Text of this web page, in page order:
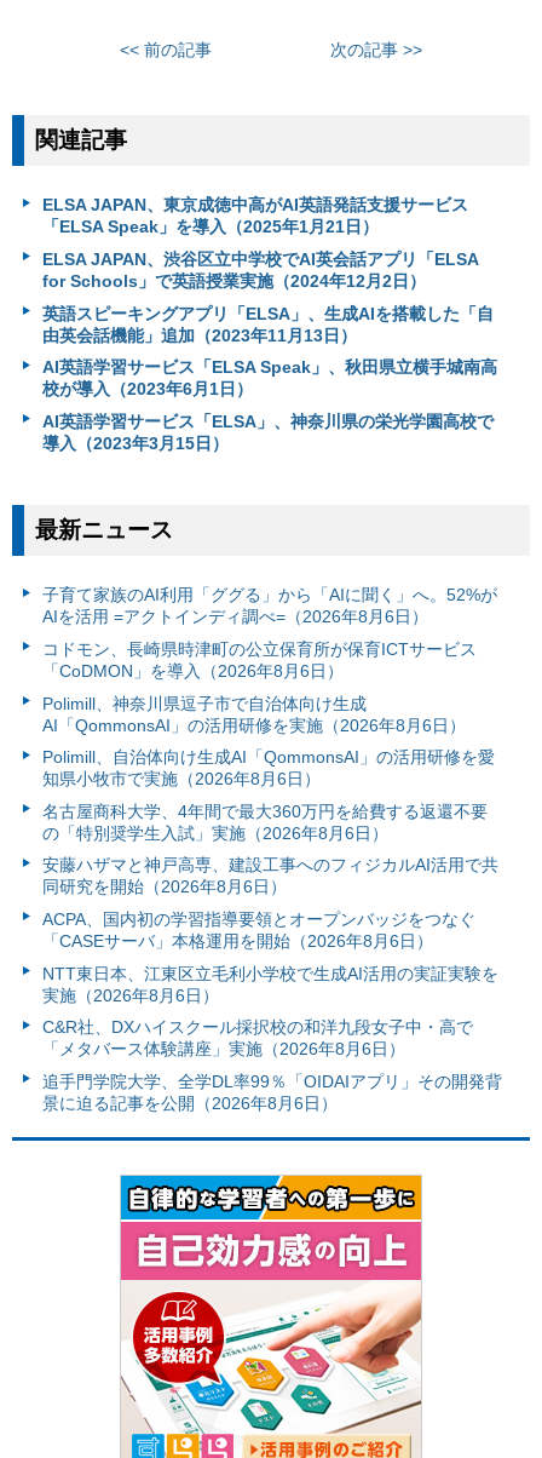
<< 前の記事 次の記事 >>
関連記事
ELSA JAPAN、東京成徳中高がAI英語発話支援サービス
「ELSA Speak」を導入（2025年1月21日）
ELSA JAPAN、渋谷区立中学校でAI英会話アプリ「ELSA
for Schools」で英語授業実施（2024年12月2日）
英語スピーキングアプリ「ELSA」、生成AIを搭載した「自
由英会話機能」追加（2023年11月13日）
AI英語学習サービス「ELSA Speak」、秋田県立横手城南高
校が導入（2023年6月1日）
AI英語学習サービス「ELSA」、神奈川県の栄光学園高校で
導入（2023年3月15日）
最新ニュース
子育て家族のAI利用「ググる」から「AIに聞く」へ。52%が
AIを活用 =アクトインディ調べ=（2026年8月6日）
コドモン、長崎県時津町の公立保育所が保育ICTサービス
「CoDMON」を導入（2026年8月6日）
Polimill、神奈川県逗子市で自治体向け生成
AI「QommonsAI」の活用研修を実施（2026年8月6日）
Polimill、自治体向け生成AI「QommonsAI」の活用研修を愛
知県小牧市で実施（2026年8月6日）
名古屋商科大学、4年間で最大360万円を給費する返還不要
の「特別奨学生入試」実施（2026年8月6日）
安藤ハザマと神戸高専、建設工事へのフィジカルAI活用で共
同研究を開始（2026年8月6日）
ACPA、国内初の学習指導要領とオープンバッジをつなぐ
「CASEサーバ」本格運用を開始（2026年8月6日）
NTT東日本、江東区立毛利小学校で生成AI活用の実証実験を
実施（2026年8月6日）
C&R社、DXハイスクール採択校の和洋九段女子中・高で
「メタバース体験講座」実施（2026年8月6日）
追手門学院大学、全学DL率99％「OIDAIアプリ」その開発背
景に迫る記事を公開（2026年8月6日）